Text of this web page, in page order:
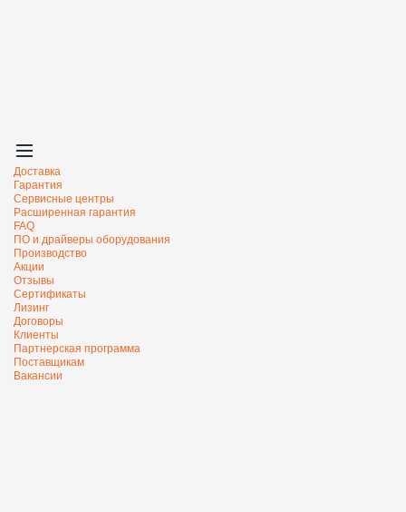
Доставка
Гарантия
Сервисные центры
Расширенная гарантия
FAQ
ПО и драйверы оборудования
Производство
Акции
Отзывы
Сертификаты
Лизинг
Договоры
Клиенты
Партнерская программа
Поставщикам
Вакансии